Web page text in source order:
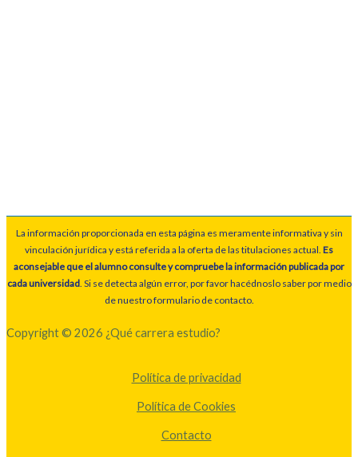
La información proporcionada en esta página es meramente informativa y sin
vinculación jurídica y está referida a la oferta de las titulaciones actual. Es
aconsejable que el alumno consulte y compruebe la información publicada por
cada universidad. Si se detecta algún error, por favor hacédnoslo saber por medio
de nuestro formulario de contacto.
Copyright © 2026 ¿Qué carrera estudio?
Política de privacidad
Política de Cookies
Contacto